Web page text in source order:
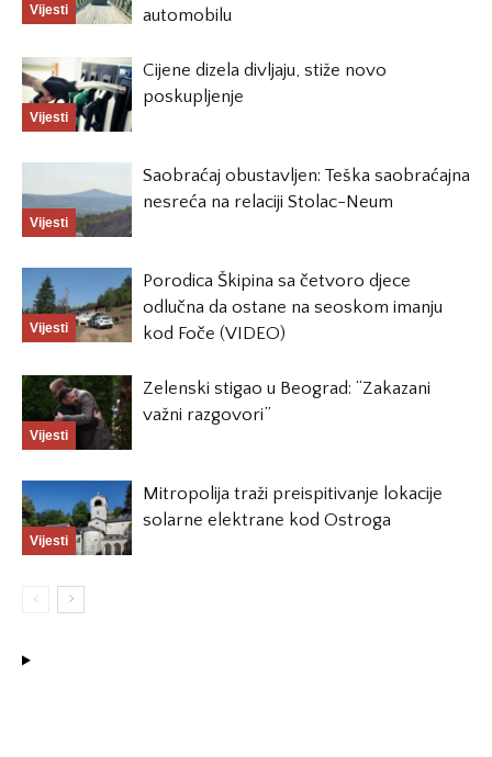
Vijesti
automobilu
Vijesti
Cijene dizela divljaju, stiže novo
poskupljenje
Vijesti
Saobraćaj obustavljen: Teška saobraćajna
nesreća na relaciji Stolac-Neum
Vijesti
Porodica Škipina sa četvoro djece
odlučna da ostane na seoskom imanju
kod Foče (VIDEO)
Vijesti
Zelenski stigao u Beograd: “Zakazani
važni razgovori”
Vijesti
Mitropolija traži preispitivanje lokacije
solarne elektrane kod Ostroga